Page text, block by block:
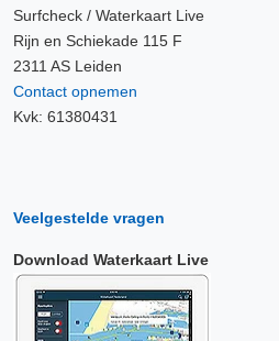
Surfcheck / Waterkaart Live
Rijn en Schiekade 115 F
2311 AS Leiden
Contact opnemen
Kvk: 61380431
Veelgestelde vragen
Download Waterkaart Live